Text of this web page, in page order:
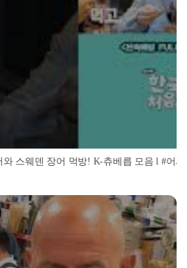
스웨덴 장어 먹방! K-츄베릅 모음 l #어서